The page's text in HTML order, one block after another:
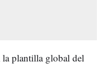
plantilla global del